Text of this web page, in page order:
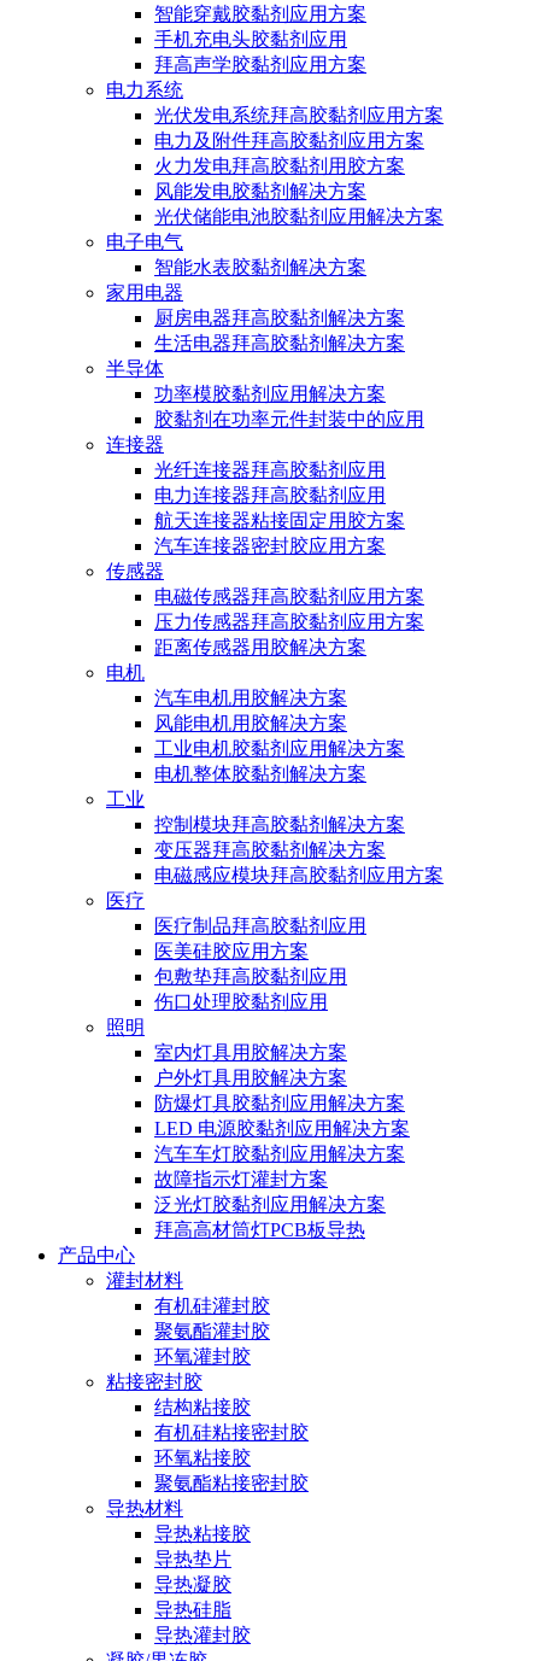
智能穿戴胶黏剂应用方案
手机充电头胶黏剂应用
拜高声学胶黏剂应用方案
电力系统
光伏发电系统拜高胶黏剂应用方案
电力及附件拜高胶黏剂应用方案
火力发电拜高胶黏剂用胶方案
风能发电胶黏剂解决方案
光伏储能电池胶黏剂应用解决方案
电子电气
智能水表胶黏剂解决方案
家用电器
厨房电器拜高胶黏剂解决方案
生活电器拜高胶黏剂解决方案
半导体
功率模胶黏剂应用解决方案
胶黏剂在功率元件封装中的应用
连接器
光纤连接器拜高胶黏剂应用
电力连接器拜高胶黏剂应用
航天连接器粘接固定用胶方案
汽车连接器密封胶应用方案
传感器
电磁传感器拜高胶黏剂应用方案
压力传感器拜高胶黏剂应用方案
距离传感器用胶解决方案
电机
汽车电机用胶解决方案
风能电机用胶解决方案
工业电机胶黏剂应用解决方案
电机整体胶黏剂解决方案
工业
控制模块拜高胶黏剂解决方案
变压器拜高胶黏剂解决方案
电磁感应模块拜高胶黏剂应用方案
医疗
医疗制品拜高胶黏剂应用
医美硅胶应用方案
包敷垫拜高胶黏剂应用
伤口处理胶黏剂应用
照明
室内灯具用胶解决方案
户外灯具用胶解决方案
防爆灯具胶黏剂应用解决方案
LED 电源胶黏剂应用解决方案
汽车车灯胶黏剂应用解决方案
故障指示灯灌封方案
泛光灯胶黏剂应用解决方案
拜高高材筒灯PCB板导热
产品中心
灌封材料
有机硅灌封胶
聚氨酯灌封胶
环氧灌封胶
粘接密封胶
结构粘接胶
有机硅粘接密封胶
环氧粘接胶
聚氨酯粘接密封胶
导热材料
导热粘接胶
导热垫片
导热凝胶
导热硅脂
导热灌封胶